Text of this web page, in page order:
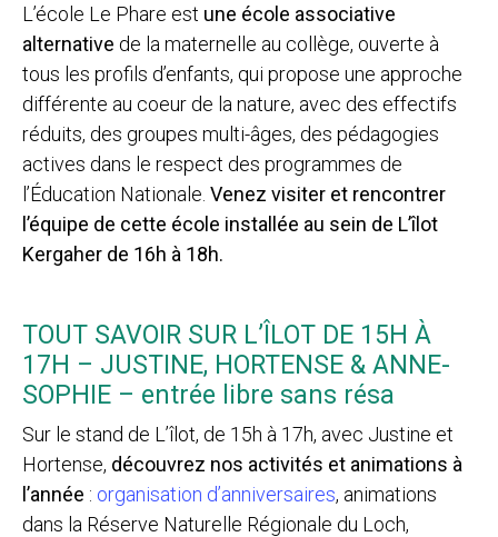
L’école Le Phare est une école associative
alternative de la maternelle au collège, ouverte à
tous les profils d’enfants, qui propose une approche
différente au coeur de la nature, avec des effectifs
réduits, des groupes multi-âges, des pédagogies
actives dans le respect des programmes de
l’Éducation Nationale. Venez visiter et rencontrer
l’équipe de cette école installée au sein de L’îlot
Kergaher de 16h à 18h.
TOUT SAVOIR SUR L’ÎLOT DE 15H À
17H – JUSTINE, HORTENSE & ANNE-
SOPHIE – entrée libre sans résa
Sur le stand de L’îlot, de 15h à 17h, avec Justine et
Hortense, découvrez nos activités et animations à
l’année : organisation d’anniversaires, animations
dans la Réserve Naturelle Régionale du Loch,